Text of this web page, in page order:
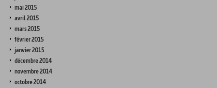
mai 2015
avril 2015
mars 2015
février 2015
janvier 2015
décembre 2014
novembre 2014
octobre 2014